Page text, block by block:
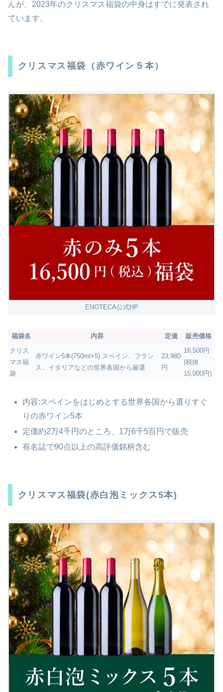
んが、2023年のクリスマス福袋の中身はすでに発表され
ています。
クリスマス福袋（赤ワイン５本）
ENOTECA公式HP
福袋名 内容 定価
販売価格
クリス
マス福
袋
赤ワイン5本(750ml×5) スペイン、フラン
ス、イタリアなどの世界各国から厳選
23,980
円
16,500円
(税抜
15,000円)
内容:スペインをはじめとする世界各国から選りすぐ
りの赤ワイン5本
定価約2万4千円のところ、1万6千5百円で販売
有名誌で90点以上の高評価銘柄含む
クリスマス福袋(赤白泡ミックス5本)